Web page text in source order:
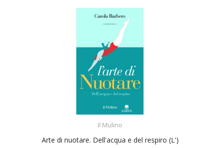
Il Mulino
Arte di nuotare. Dell'acqua e del respiro (L')